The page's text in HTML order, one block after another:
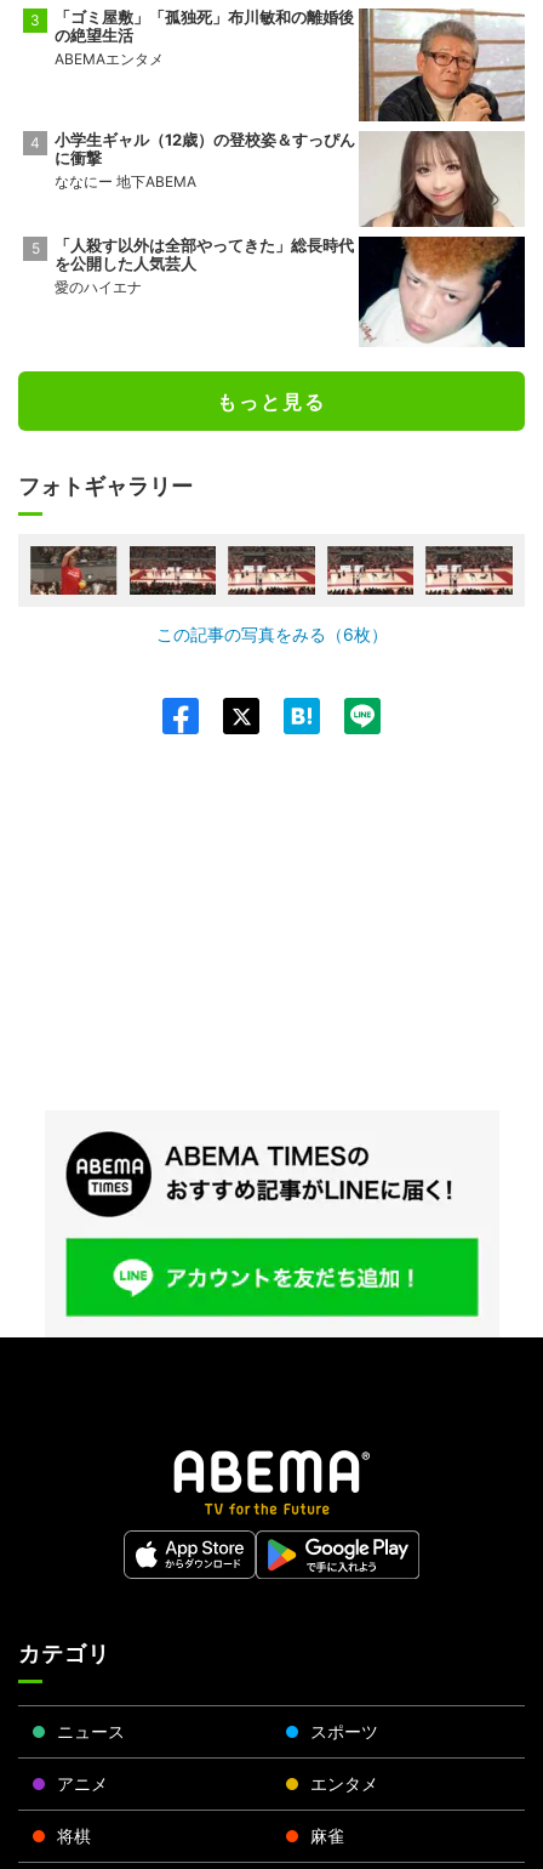
「ゴミ屋敷」「孤独死」布川敏和の離婚後
の絶望生活
ABEMAエンタメ
小学生ギャル（12歳）の登校姿＆すっぴん
に衝撃
ななにー 地下ABEMA
「人殺す以外は全部やってきた」総長時代
を公開した人気芸人
愛のハイエナ
もっと見る
フォトギャラリー
この記事の写真をみる（6枚）
カテゴリ
ニュース スポーツ
アニメ エンタメ
将棋 麻雀